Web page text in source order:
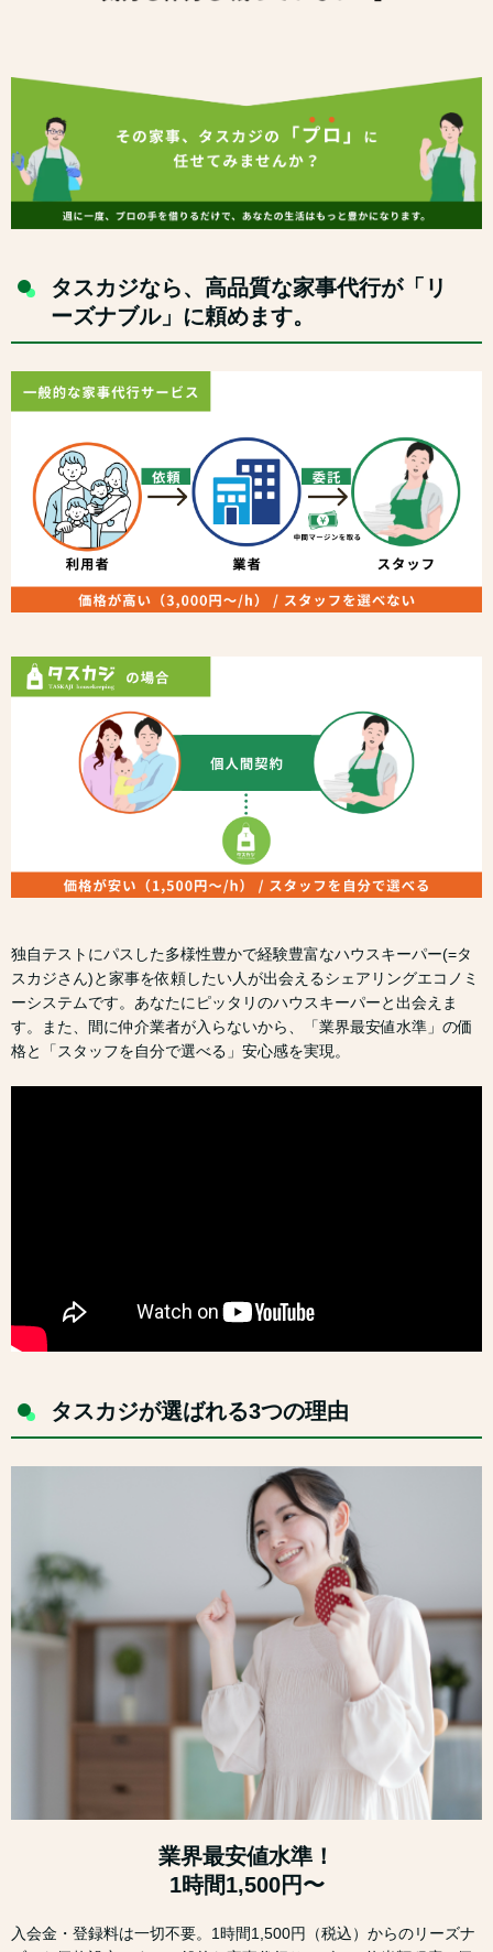
タスカジなら、高品質な家事代行が「リ
ーズナブル」に頼めます。
独自テストにパスした多様性豊かで経験豊富なハウスキーパー(=タ
スカジさん)と家事を依頼したい人が出会えるシェアリングエコノミ
ーシステムです。あなたにピッタリのハウスキーパーと出会えま
す。また、間に仲介業者が入らないから、「業界最安値水準」の価
格と「スタッフを自分で選べる」安心感を実現。
タスカジが選ばれる3つの理由
業界最安値水準！
1時間1,500円〜
入会金・登録料は一切不要。1時間1,500円（税込）からのリーズナ